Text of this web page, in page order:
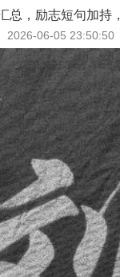
总，励志短句加持
2026-06-05 23:50:50